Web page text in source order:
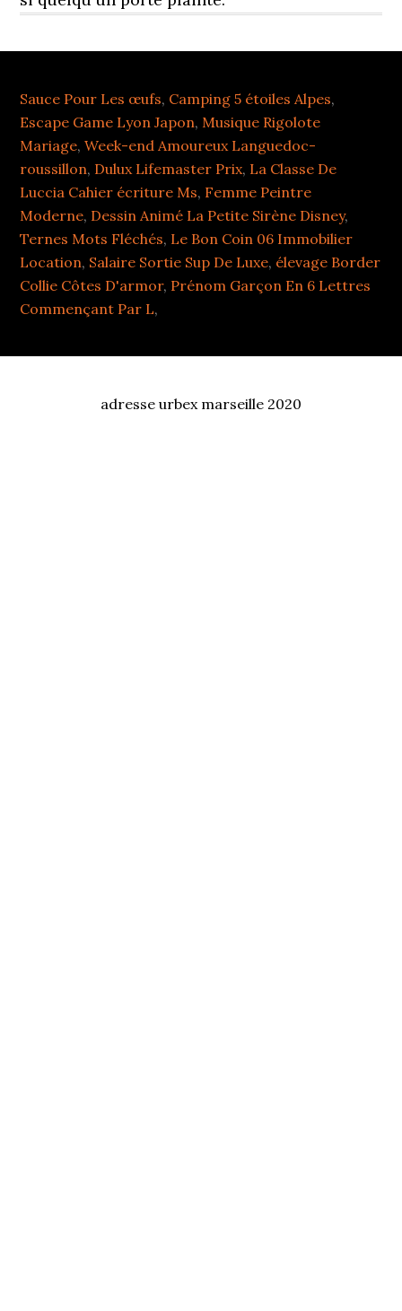
Sauce Pour Les œufs, Camping 5 étoiles Alpes,
Escape Game Lyon Japon,Musique Rigolote
Mariage,Week-end Amoureux Languedoc-
roussillon, Dulux Lifemaster Prix, La Classe De
Luccia Cahier écriture Ms, Femme Peintre
Moderne, Dessin Animé La Petite Sirène Disney,
Ternes Mots Fléchés, Le Bon Coin 06 Immobilier
Location, Salaire Sortie Sup De Luxe, élevage Border
Collie Côtes D'armor, Prénom Garçon En 6 Lettres
Commençant Par L,
adresse urbex marseille 2020